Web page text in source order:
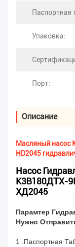
Паспортная
Упаковка:
Порт:
Описание
Масляный насос
HD2045
Насос
К3В180ДТХ-
ХД2045
Парамтер
Нужно
1 .Паспортная